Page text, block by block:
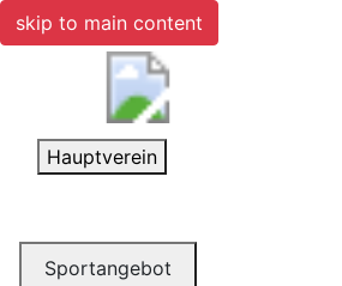
skip to main content
Toggle navigation
Hauptverein
Toggle navigation
Sportangebot